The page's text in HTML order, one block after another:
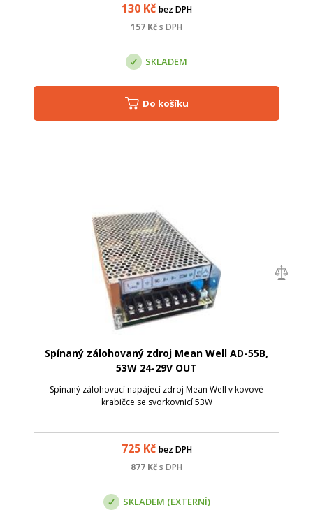
130Kč bez DPH
157 Kčs DPH
SKLADEM
Do košíku
Spínaný zálohovaný zdroj Mean Well AD-55B,
53W 24-29V OUT
Spínaný zálohovací napájecí zdroj Mean Well v kovové
krabičce se svorkovnicí 53W
725Kč bez DPH
877 Kčs DPH
SKLADEM (EXTERNÍ)